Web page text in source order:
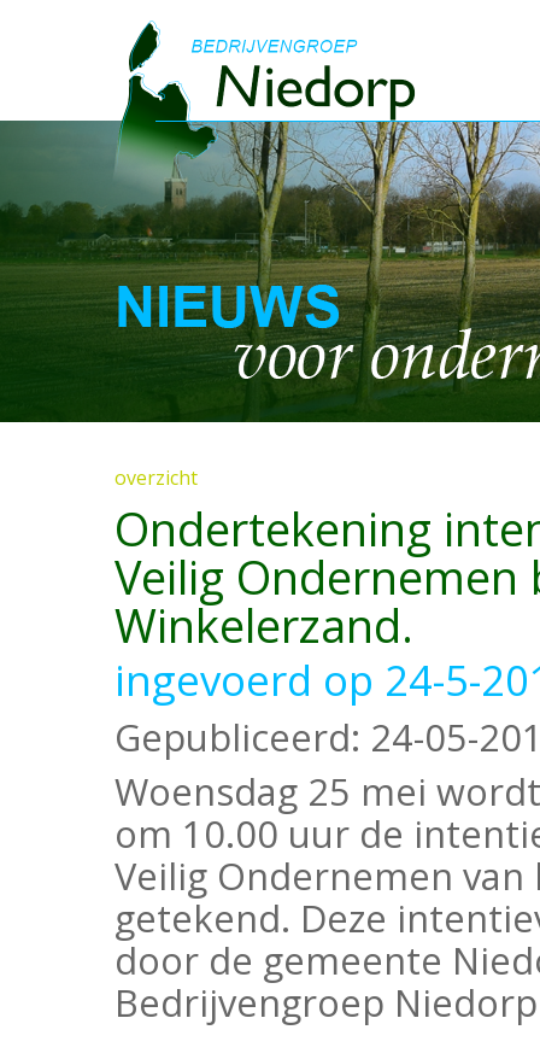
overzicht
Ondertekening
Veilig
Winkelerzand.
ingevoerd op 24-5-
Gepubliceerd: 24-05-
Woensdag 25 mei
om 10.00 uur de
Veilig Ondernemen
getekend. Deze
door de gemeente
Bedrijvengroep